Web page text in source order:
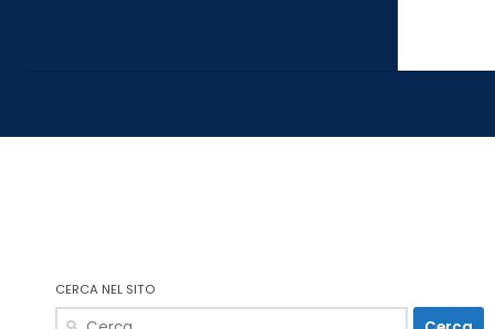
CERCA NEL SITO
Ricerca